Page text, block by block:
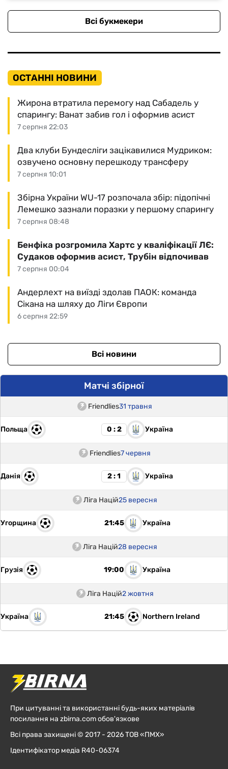
Всі букмекери
ОСТАННІ НОВИНИ
7 серпня 22:03
Жирона втратила перемогу над Сабадель у
спарингу: Ванат забив гол і оформив асист
7 серпня 10:01
Два клуби Бундесліги зацікавилися Мудриком:
озвучено основну перешкоду трансферу
7 серпня 08:48
Збірна України WU-17 розпочала збір: підопічні
Лемешко зазнали поразки у першому спарингу
7 серпня 00:04
Бенфіка розгромила Хартс у кваліфікації ЛЄ:
Судаков оформив асист, Трубін відпочивав
6 серпня 22:59
Андерлехт на виїзді здолав ПАОК: команда
Сікана на шляху до Ліги Європи
Всі новини
Матчі збірної
Friendlies31 травня
Польща 0 : 2 Україна
Friendlies7 червня
Данія 2 : 1 Україна
Ліга Націй25 вересня
Угорщина 21:45 Україна
Ліга Націй28 вересня
Грузія 19:00 Україна
Ліга Націй2 жовтня
Україна 21:45 Northern Ireland
При цитуванні та використанні будь-яких матеріалів
посилання на zbirna.com обов'язкове
Всі права захищені © 2017 - 2026 ТОВ «ПМХ»
Ідентифікатор медіа R40-06374